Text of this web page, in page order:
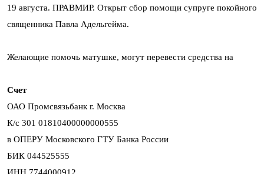
19 августа. ПРАВМИР. Открыт сбор помощи супруге покойного
священника Павла Адельгейма.
Желающие помочь матушке, могут перевести средства на
Счет
ОАО Промсвязьбанк г. Москва
К/с 301 01810400000000555
в ОПЕРУ Московского ГТУ Банка России
БИК 044525555